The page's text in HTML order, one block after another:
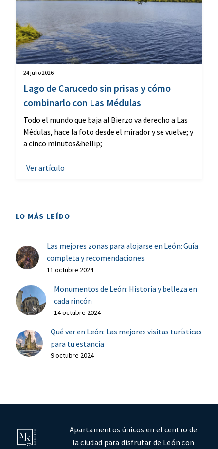
24 julio 2026
Lago de Carucedo sin prisas y cómo
combinarlo con Las Médulas
Todo el mundo que baja al Bierzo va derecho a Las
Médulas, hace la foto desde el mirador y se vuelve; y
a cinco minutos&hellip;
Ver artículo
LO MÁS LEÍDO
Las mejores zonas para alojarse en León: Guía
completa y recomendaciones
11 octubre 2024
Monumentos de León: Historia y belleza en
cada rincón
14 octubre 2024
Qué ver en León: Las mejores visitas turísticas
para tu estancia
9 octubre 2024
Apartamentos únicos en el centro de
la ciudad para disfrutar de León con